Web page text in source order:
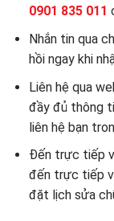
0901 835 011
Nhắn tin qua
hồi ngay khi
Liên hệ qua
đầy đủ thông
liên hệ bạn
Đến trực tiếp
đến trực tiếp
đặt lịch sửa